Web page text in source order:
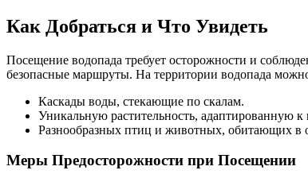
Как Добраться и Что Увидеть
Посещение водопада требует осторожности и
безопасные маршруты. На территории водопада
Каскады воды, стекающие по скалам.
Уникальную растительность, адаптированную
Разнообразных птиц и животных, обитающих в
Меры Предосторожности при Посещении